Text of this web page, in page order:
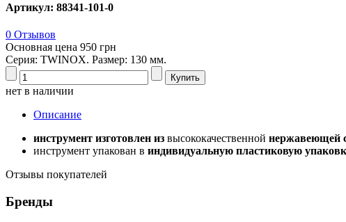
Артикул: 88341-101-0
0 Отзывов
Основная цена 950 грн
Серия: TWINOX. Размер: 130 мм.
нет в наличии
Описание
инструмент изготовлен из высококачественной нержавеющей
инструмент упакован в индивидуальную пластиковую
Отзывы покупателей
Бренды